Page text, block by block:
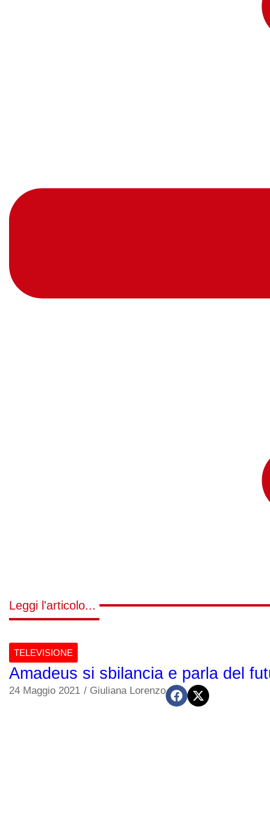
Leggi l'articolo...
TELEVISIONE
Amadeus si sbilancia e parla del
24 Maggio 2021 / Giuliana Lorenzo